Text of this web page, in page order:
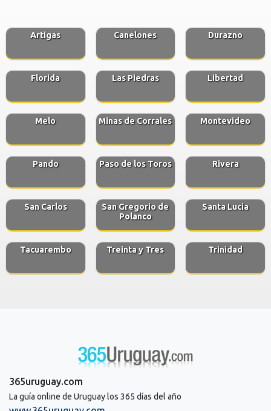
Artigas Canelones Durazno
Florida Las Piedras Libertad
Melo Minas de Corrales Montevideo
Pando Paso de los Toros Rivera
San Carlos
San Gregorio de
Polanco
Santa Lucia
Tacuarembo Treinta y Tres Trinidad
365uruguay.com
La guía online de Uruguay los 365 días del año